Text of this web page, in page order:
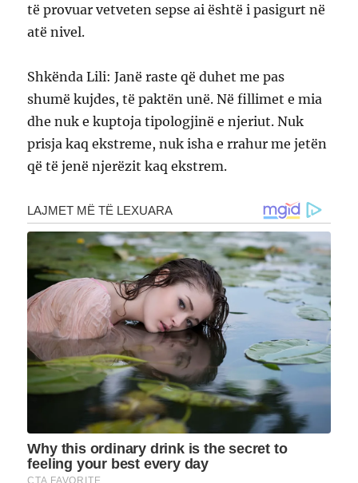
të provuar vetveten sepse ai është i pasigurt në
atë nivel.
Shkënda Lili: Janë raste që duhet me pas
shumë kujdes, të paktën unë. Në fillimet e mia
dhe nuk e kuptoja tipologjinë e njeriut. Nuk
prisja kaq ekstreme, nuk isha e rrahur me jetën
që të jenë njerëzit kaq ekstrem.